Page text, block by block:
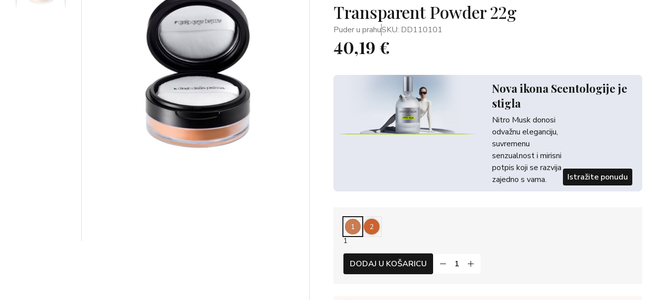
Transparent Powder 22g
Puder u prahuSKU: DD110101
40,19 €
Nova ikona Scentologije je
stigla
Nitro Musk donosi
odvažnu eleganciju,
suvremenu
senzualnost i mirisni
potpis koji se razvija
zajedno s vama.
Istražite ponudu
1
2
1
DODAJ U KOŠARICU